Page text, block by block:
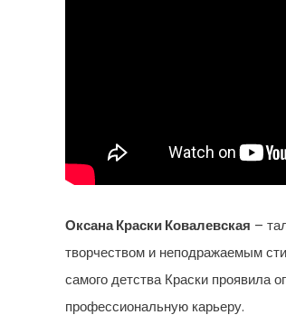
Оксана Краски Ковалевская –
творчеством и неподражаемым
самого детства Краски проявила
профессиональную карьеру.